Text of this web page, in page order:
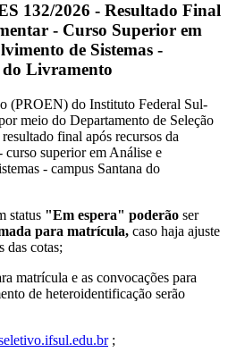
132/2026 - Resultado Final
- Curso Superior em
de Sistemas -
Livramento
(PROEN) do Instituto Federal Sul-
meio do Departamento de Seleção
final após recursos da
curso superior em Análise e
- campus Santana do
status "Em espera" poderão ser
para matrícula, caso haja ajuste
das cotas;
e as convocações para
de heteroidentificação serão
;